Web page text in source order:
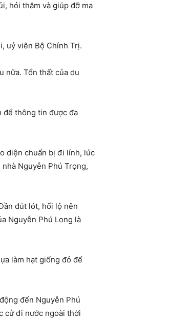
hỏi thăm và giúp đỡ ma
uỷ viên Bộ Chính Trị.
nữa. Tổn thất của du
để thông tin được đa
diện chuẩn bị đi lính, lúc
Nguyễn Phú Trọng,
đút lót, hối lộ nên
Nguyễn Phú Long là
làm hạt giống đỏ để
đến Nguyễn Phú
cử đi nước ngoài thời